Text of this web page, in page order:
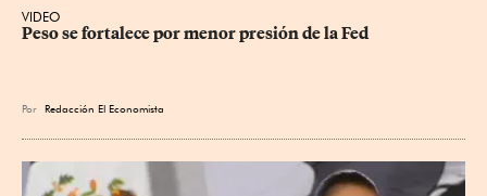
VIDEO
Peso se fortalece por menor presión de la Fed
Por Redacción El Economista